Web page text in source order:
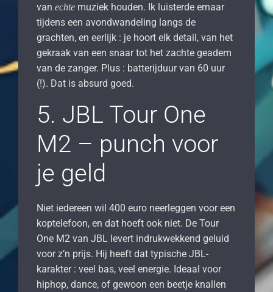
van echte muziek houden. Ik luisterde ernaar
tijdens een avondwandeling langs de
grachten, en eerlijk : je hoort elk detail, van het
gekraak van een snaar tot het zachte geadem
van de zanger. Plus : batterijduur van 60 uur
(!). Dat is absurd goed.
5. JBL Tour One
M2 – punch voor
je geld
Niet iedereen wil 400 euro neerleggen voor een
koptelefoon, en dat hoeft ook niet. De Tour
One M2 van JBL levert indrukwekkend geluid
voor z’n prijs. Hij heeft dat typische JBL-
karakter : veel bas, veel energie. Ideaal voor
hiphop, dance, of gewoon een beetje knallen